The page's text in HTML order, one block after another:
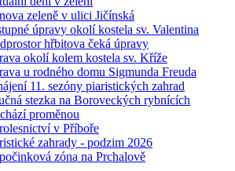
zeleně v ulici Jičínská
úpravy okolí kostela sv. Valentina
hřbitova čeká úpravy
okolí kolem kostela sv. Kříže
u rodného domu Sigmunda Freuda
11. sezóny piaristických zahrad
stezka na Boroveckých rybnících
proměnou
v Příboře
zahrady - podzim 2026
zóna na Prchalově